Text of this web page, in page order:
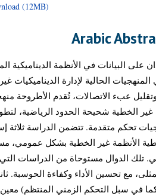
(12MB)
Arabic
على البيانات في الأنظمة الديناميكية
الحالية لإدارة الديناميكيات غير
عبء الاتصالات، تُقدم الأطروحة
الخطية شحيحة الحدود الرياضية،
تحكم متقدمة. تتضمن الدراسة ثلاثة
الأنظمة غير الخطية بشكل عمومي،
تلك الدوال مستوحاة من الدراسات التي
مع تحسين الأداء وكفاءة الحوسبة.
في سبل التحكم الزمني المنتظم) معين